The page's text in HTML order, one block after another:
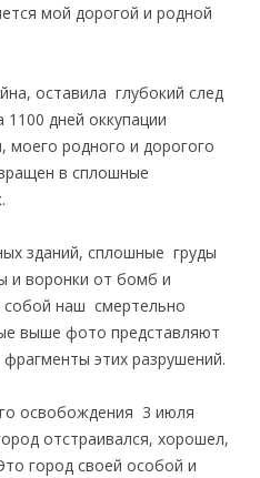
мой дорогой и родной
оставила глубокий след
дней оккупации
моего родного и дорогого
в сплошные
зданий, сплошные груды
и воронки от бомб и
собой наш смертельно
выше фото представляют
этих разрушений.
освобождения 3 июля
отстраивался, хорошел,
город своей особой и